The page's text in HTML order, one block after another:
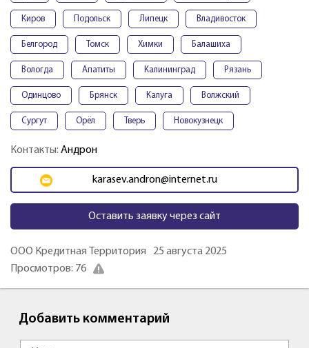
Киров Подольск Липецк Владивосток
Белгород Томск Химки Балашиха
Вологда Апатиты Калининград Рязань
Одинцово Брянск Калуга Волжский
Сургут Орёл Тверь Новокузнецк
Контакты: Андрон
karasev.andron@internet.ru
Оставить заявку через сайт
ООО Кредитная Территория
25 августа 2025
Просмотров: 76
Добавить комментарий